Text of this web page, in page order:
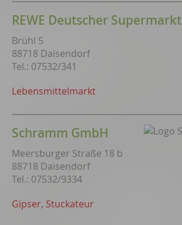
REWE Deutscher Supermarkt
Brühl 5
88718 Daisendorf
Tel.: 07532/341
Lebensmittelmarkt
Schramm GmbH
Meersburger Straße 18 b
88718 Daisendorf
Tel.: 07532/9334
Gipser, Stuckateur